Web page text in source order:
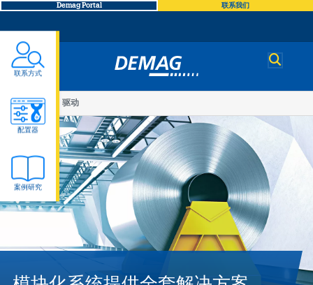
Demag Portal 联系我们
Demag
You
are
here
产品 驱动
联系方式
配置器
案例研究
驱
动